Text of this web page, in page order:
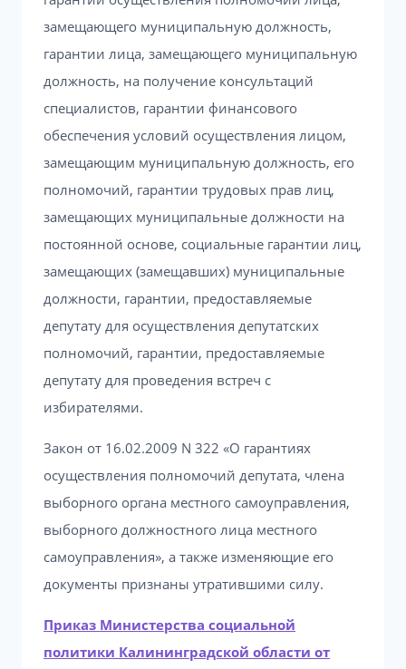
замещающего муниципальную должность,
гарантии лица, замещающего муниципальную
должность, на получение консультаций
специалистов, гарантии финансового
обеспечения условий осуществления лицом,
замещающим муниципальную должность, его
полномочий, гарантии трудовых прав лиц,
замещающих муниципальные должности на
постоянной основе, социальные гарантии лиц,
замещающих (замещавших) муниципальные
должности, гарантии, предоставляемые
депутату для осуществления депутатских
полномочий, гарантии, предоставляемые
депутату для проведения встреч с
избирателями.
Закон от 16.02.2009 N 322 «О гарантиях
осуществления полномочий депутата, члена
выборного органа местного самоуправления,
выборного должностного лица местного
самоуправления», а также изменяющие его
документы признаны утратившими силу.
Приказ Министерства социальной
политики Калининградской области от